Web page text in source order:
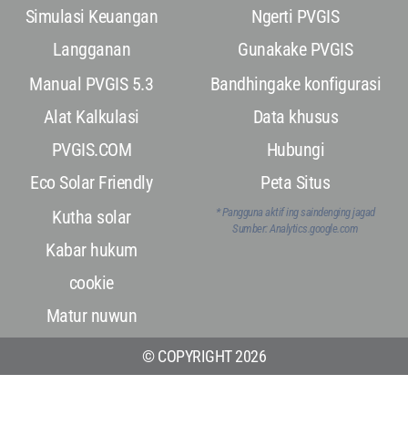
Simulasi Keuangan
Langganan
Manual PVGIS 5.3
Alat Kalkulasi
PVGIS.COM
Eco Solar Friendly
Kutha solar
Kabar hukum
cookie
Matur nuwun
Ngerti PVGIS
Gunakake PVGIS
Bandhingake konfigurasi
Data khusus
Hubungi
Peta Situs
* Pangguna aktif ing saindenging jagad
Sumber: Analytics.google.com
© COPYRIGHT 2026